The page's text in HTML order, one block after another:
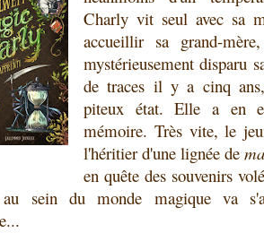
Charly vit seul avec sa
accueillir sa grand-
mystérieusement disparu
de traces il y a cinq
piteux état. Elle a en
mémoire. Très vite, le
l'héritier d'une lignée de
en quête des souvenirs
sein du monde magique va